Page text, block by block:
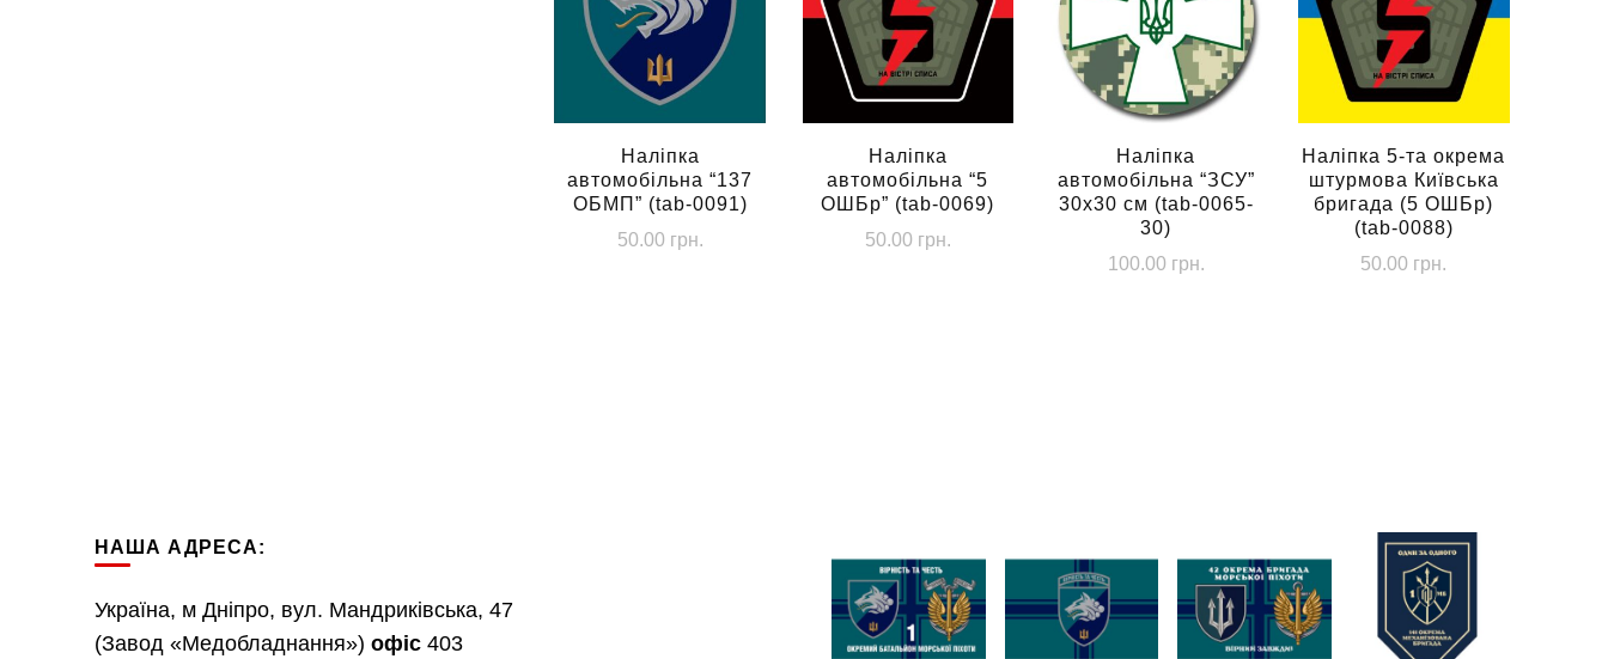
Наліпка
автомобільна “137
ОБМП” (tab-0091)
50.00 грн.
Наліпка
автомобільна “5
ОШБр” (tab-0069)
50.00 грн.
Наліпка
автомобільна “ЗСУ”
30х30 см (tab-0065-
30)
100.00 грн.
Наліпка 5-та окрема
штурмова Київська
бригада (5 ОШБр)
(tab-0088)
50.00 грн.
НАША АДРЕСА:
Україна, м Дніпро, вул. Мандриківська, 47
(Завод «Медобладнання») офіс 403